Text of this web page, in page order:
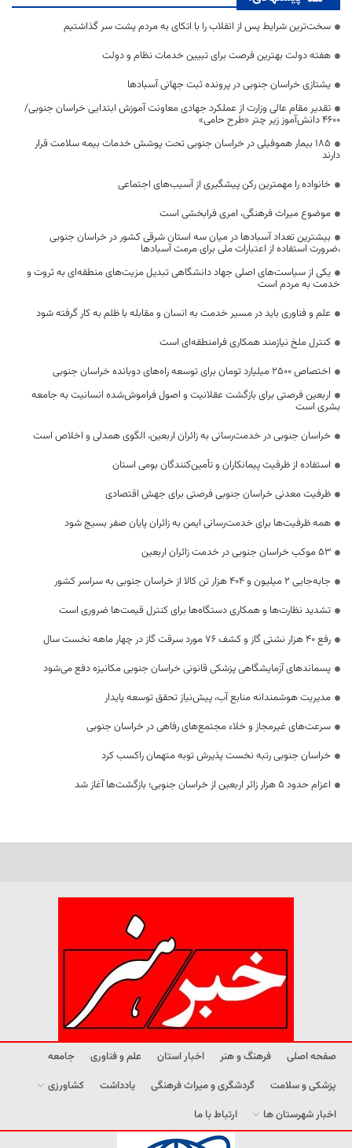
سخت‌ترین شرایط پس از انقلاب را با اتکای به مردم پشت سر گذاشتیم
هفته دولت بهترین فرصت برای تبیین خدمات نظام و دولت
یشتازی خراسان جنوبی در پرونده ثبت جهانی آسبادها
تقدیر مقام عالی وزارت از عملکرد جهادی معاونت آموزش ابتدایی خراسان جنوبی/
۴۶۰۰ دانش‌آموز زیر چتر «طرح حامی»
۱۸۵ بیمار هموفیلی در خراسان جنوبی تحت پوشش خدمات بیمه سلامت قرار
دارند
خانواده را مهمترین رکن پیشگیری از آسیب‌های اجتماعی
موضوع میراث فرهنگی، امری فرابخشی است
بیشترین تعداد آسبادها در میان سه استان شرقی کشور در خراسان جنوبی
،ضرورت استفاده از اعتبارات ملی برای مرمت آسبادها
یکی از سیاست‌های اصلی جهاد دانشگاهی تبدیل مزیت‌های منطقه‌ای به ثروت و
خدمت به مردم است
علم و فناوری باید در مسیر خدمت به انسان و مقابله با ظلم به کار گرفته شود
کنترل ملخ نیازمند همکاری فرامنطقه‌ای است
اختصاص 2500 میلیارد تومان برای توسعه راه‌های دوبانده خراسان جنوبی
اربعین فرصتی برای بازگشت عقلانیت و اصول فراموش‌شده انسانیت به جامعه
بشری است
خراسان جنوبی در خدمت‌رسانی به زائران اربعین، الگوی همدلی و اخلاص است
استفاده از ظرفیت پیمانکاران و تأمین‌کنندگان بومی استان
ظرفیت معدنی خراسان جنوبی فرصتی برای جهش اقتصادی
همه ظرفیت‌ها برای خدمت‌رسانی ایمن به زائران پایان صفر بسیج شود
53 موکب خراسان جنوبی در خدمت زائران اربعین
جابه‌جایی 2 میلیون و 404 هزار تن کالا از خراسان جنوبی به سراسر کشور
تشدید نظارت‌ها و همکاری دستگاه‌ها برای کنترل قیمت‌ها ضروری است
رفع 40 هزار نشتی گاز و کشف 76 مورد سرقت گاز در چهار ماهه نخست سال
پسماندهای آزمایشگاهی پزشکی قانونی خراسان جنوبی مکانیزه دفع می‌شود
مدیریت هوشمندانه منابع آب، پیش‌نیاز تحقق توسعه پایدار
سرعت‌های غیرمجاز و خلاء مجتمع‌های رفاهی در خراسان جنوبی
خراسان جنوبی رتبه نخست پذیرش توبه متهمان راکسب کرد
اعزام حدود 5 هزار زائر اربعین از خراسان جنوبی؛ بازگشت‌ها آغاز شد
صفحه اصلی فرهنگ و هنر اخبار استان علم و فناوری
جامعه
پزشکی و سلامت
گردشگری و میراث فرهنگی یادداشت
کشاورزی
اخبار شهرستان ها
ارتباط با ما